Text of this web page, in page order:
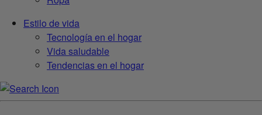
Estilo de vida
Tecnología en el hogar
Vida saludable
Tendencias en el hogar